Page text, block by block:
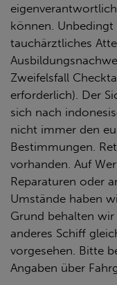
können.
tauchärztliches
Zweifelsfall
erforderlich). Der
sich nach
nicht immer den
Bestimmungen.
vorhanden. Auf
Reparaturen oder
Umstände haben
Grund behalten
anderes Schiff
vorgesehen. Bitte
Angaben über